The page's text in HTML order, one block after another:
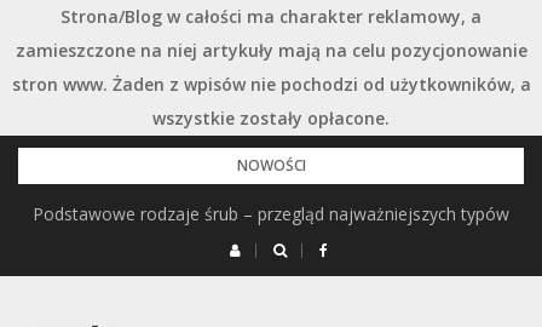
Strona/Blog w całości ma charakter reklamowy, a
zamieszczone na niej artykuły mają na celu pozycjonowanie
stron www. Żaden z wpisów nie pochodzi od użytkowników, a
wszystkie zostały opłacone.
Przejdź
do
treści
NOWOŚCI
Podstawowe rodzaje śrub – przegląd najważniejszych typów